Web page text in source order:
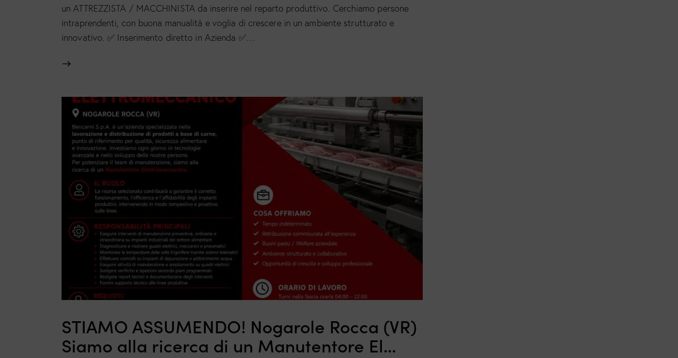
un ATTREZZISTA / MACCHINISTA da inserire nel reparto produttivo. Cerchiamo persone
intraprendenti, con buona manualità e voglia di crescere in un ambiente strutturato e
innovativo. ✅ Inserimento diretto in Azienda ✅…
STIAMO ASSUMENDO! Nogarole Rocca (VR)
Siamo alla ricerca di un Manutentore El…